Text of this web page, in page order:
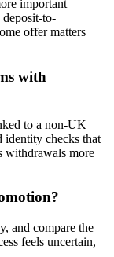
important
deposit-to-
offer matters
with
to a non-UK
identity checks that
withdrawals more
and compare the
feels uncertain,